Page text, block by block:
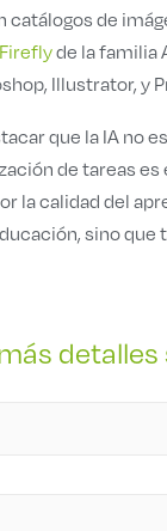
catálogos de
Fireflyde la familia
Illustrator, y
que la IA no
de tareas
la calidad del
sino